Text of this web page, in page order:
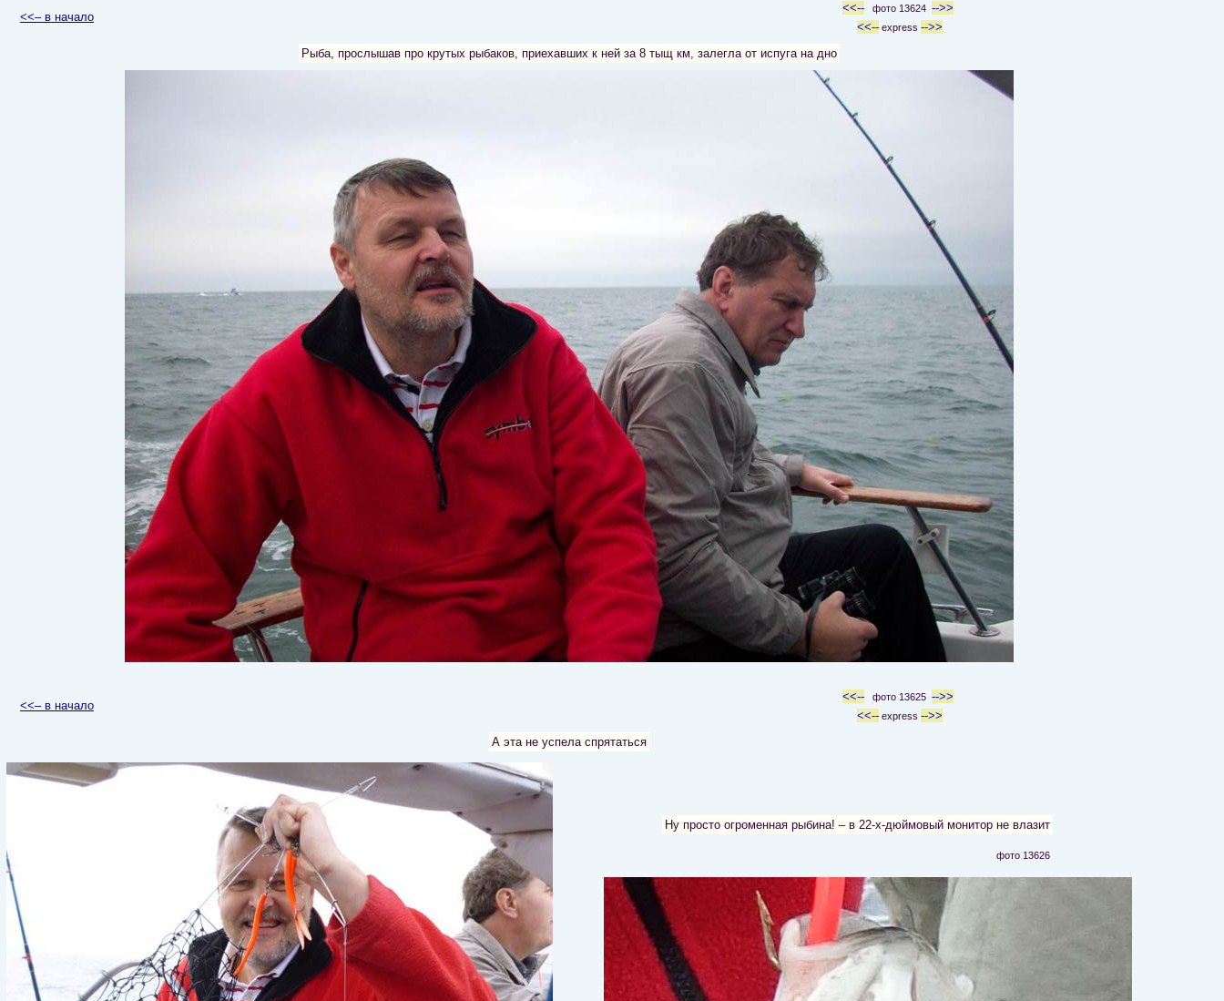
<<– в начало
<<-- фото 13624 -->>
<<--express -->>
Рыба, прослышав про крутых рыбаков, приехавших к ней за 8 тыщ км, залегла от испуга на дно
<<– в начало
<<-- фото 13625 -->>
<<--express -->>
А эта не успела спрятаться
Ну просто огроменная рыбина! – в 22-х-дюймовый монитор не влазит
фото 13626